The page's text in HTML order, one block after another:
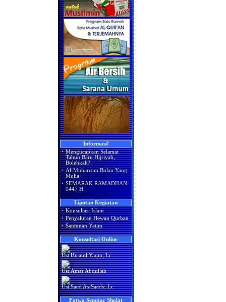
Informasi!
· Mengucapkan Selamat
Tahun Baru Hijriyah,
Bolehkah?
· Al-Muharrom Bulan Yang
Mulia
· SEMARAK RAMADHAN
1447 H
Liputan Kegiatan
· Konsultasi Islam
· Penyaluran Hewan Qurban
· Santunan Yatim
Konsultasi Online
Ust.Husnul Yaqin, Lc
Ust.Amar Abdullah
Ust.Saed As-Saedy, Lc
Fatwa Seputar Sholat